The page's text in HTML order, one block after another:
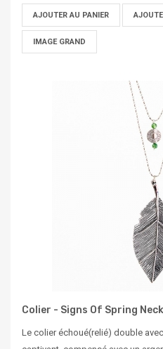
AJOUTER AU PANIER
IMAGE GRAND
Colier - Signs Of Spring
Le colier échoué(relié) double